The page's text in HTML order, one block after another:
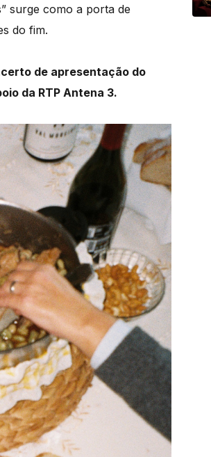
surge como a porta de
do fim.
de apresentação do
da RTP Antena 3.